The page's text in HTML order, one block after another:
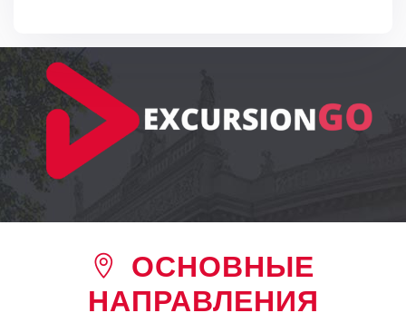
ОСНОВНЫЕ
НАПРАВЛЕНИЯ